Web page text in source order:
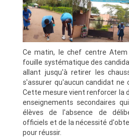
Ce matin, le chef centre Atem
fouille systématique des
allant jusqu'à retirer les
s'assurer qu'aucun candidat ne
Cette mesure vient renforcer la
enseignements secondaires
élèves de l'absence de
officiels et de la nécessité
pour réussir.